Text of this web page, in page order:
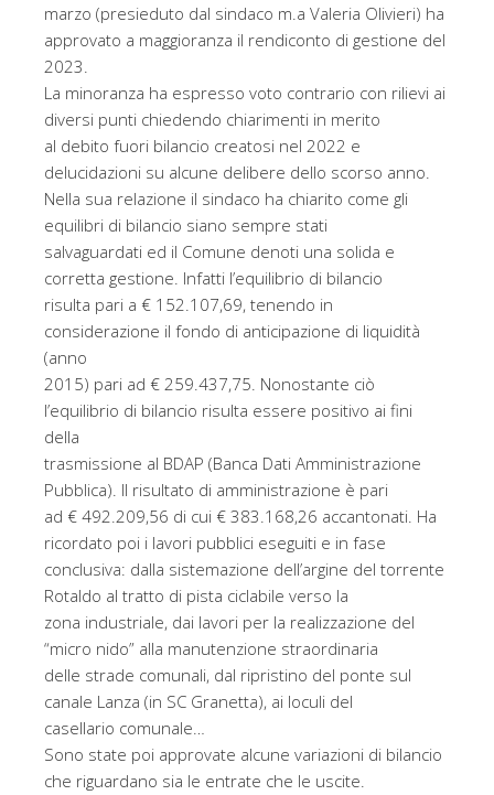
marzo (presieduto dal sindaco m.a Valeria Olivieri) ha
approvato a maggioranza il rendiconto di gestione del
2023.
La minoranza ha espresso voto contrario con rilievi ai
diversi punti chiedendo chiarimenti in merito
al debito fuori bilancio creatosi nel 2022 e
delucidazioni su alcune delibere dello scorso anno.
Nella sua relazione il sindaco ha chiarito come gli
equilibri di bilancio siano sempre stati
salvaguardati ed il Comune denoti una solida e
corretta gestione. Infatti l’equilibrio di bilancio
risulta pari a € 152.107,69, tenendo in
considerazione il fondo di anticipazione di liquidità
(anno
2015) pari ad € 259.437,75. Nonostante ciò
l’equilibrio di bilancio risulta essere positivo ai fini
della
trasmissione al BDAP (Banca Dati Amministrazione
Pubblica). Il risultato di amministrazione è pari
ad € 492.209,56 di cui € 383.168,26 accantonati. Ha
ricordato poi i lavori pubblici eseguiti e in fase
conclusiva: dalla sistemazione dell’argine del torrente
Rotaldo al tratto di pista ciclabile verso la
zona industriale, dai lavori per la realizzazione del
“micro nido” alla manutenzione straordinaria
delle strade comunali, dal ripristino del ponte sul
canale Lanza (in SC Granetta), ai loculi del
casellario comunale…
Sono state poi approvate alcune variazioni di bilancio
che riguardano sia le entrate che le uscite.